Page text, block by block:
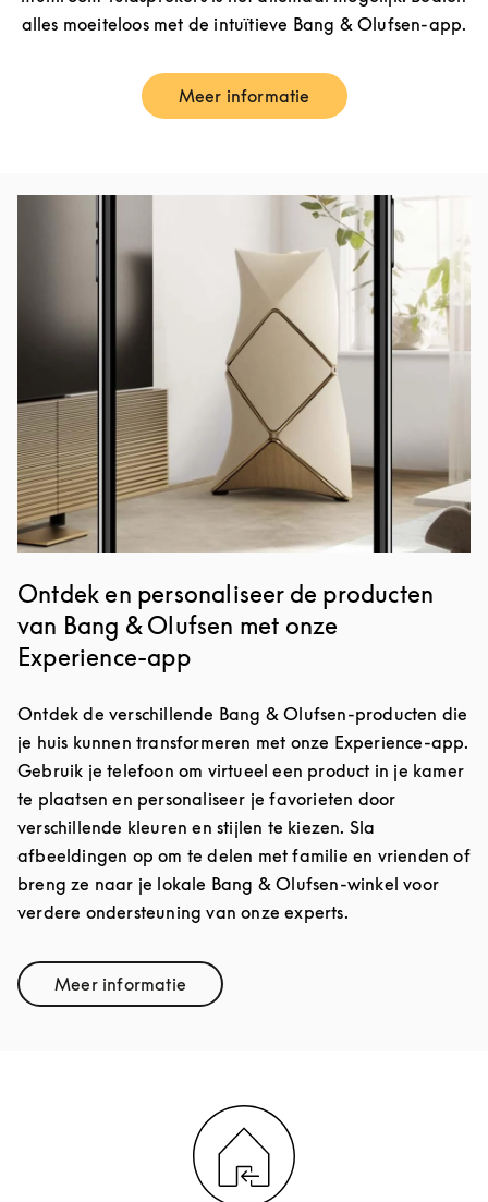
alles moeiteloos met de intuïtieve Bang & Olufsen-app.
Meer informatieLink Opens in New Tab
Ontdek en personaliseer de producten
van Bang & Olufsen met onze
Experience-app
Ontdek de verschillende Bang & Olufsen-producten die
je huis kunnen transformeren met onze Experience-app.
Gebruik je telefoon om virtueel een product in je kamer
te plaatsen en personaliseer je favorieten door
verschillende kleuren en stijlen te kiezen. Sla
afbeeldingen op om te delen met familie en vrienden of
breng ze naar je lokale Bang & Olufsen-winkel voor
verdere ondersteuning van onze experts.
Meer informatieLink Opens in New Tab